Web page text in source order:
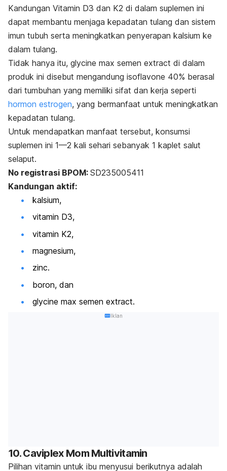
Kandungan Vitamin D3 dan K2 di dalam suplemen ini
dapat membantu menjaga kepadatan tulang dan sistem
imun tubuh serta meningkatkan penyerapan kalsium ke
dalam tulang.
Tidak hanya itu, glycine max semen extract di dalam
produk ini disebut mengandung isoflavone 40% berasal
dari tumbuhan yang memiliki sifat dan kerja seperti
hormon estrogen, yang bermanfaat untuk meningkatkan
kepadatan tulang.
Untuk mendapatkan manfaat tersebut, konsumsi
suplemen ini 1—2 kali sehari sebanyak 1 kaplet salut
selaput.
No registrasi BPOM: SD235005411
Kandungan aktif:
kalsium,
vitamin D3,
vitamin K2,
magnesium,
zinc.
boron, dan
glycine max semen extract.
Iklan
10. Caviplex Mom Multivitamin
Pilihan vitamin untuk ibu menyusui berikutnya adalah